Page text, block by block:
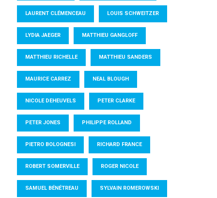
LAURENT CLÉMENCEAU LOUIS SCHWEITZER
LYDIA JAEGER MATTHIEU GANGLOFF
MATTHIEU RICHELLE MATTHIEU SANDERS
MAURICE CARREZ NEAL BLOUGH
NICOLE DEHEUVELS PETER CLARKE
PETER JONES PHILIPPE ROLLAND
PIETRO BOLOGNESI RICHARD FRANCE
ROBERT SOMERVILLE ROGER NICOLE
SAMUEL BÉNÉTREAU SYLVAIN ROMEROWSKI